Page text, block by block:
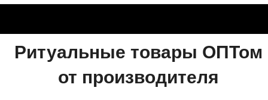
Ритуальные товары ОПТом
от производителя